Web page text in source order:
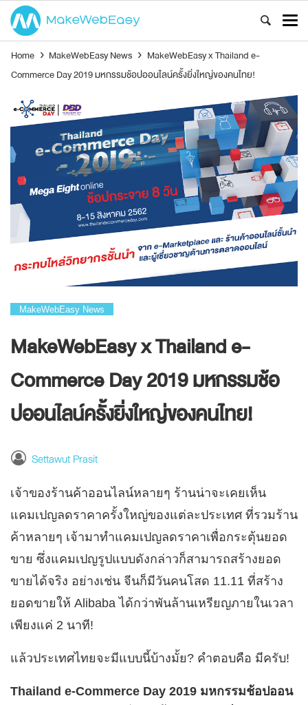
Home › MakeWebEasy News › MakeWebEasy x Thailand e-
Commerce Day 2019 มหกรรมช้อปออนไลน์ครั้งยิ่งใหญ่ของคนไทย!
MakeWebEasy News
MakeWebEasy x Thailand e-
Commerce Day 2019 มหกรรมช้อ
ปออนไลน์ครั้งยิ่งใหญ่ของคนไทย!
Settawut Prasit
เจ้าของร้านค้าออนไลน์หลายๆ ร้านน่าจะเคยเห็น
แคมเปญลดราคาครั้งใหญ่ของแต่ละประเทศ ที่รวมร้าน
ค้าหลายๆ เจ้ามาทำแคมเปญลดราคาเพื่อกระตุ้นยอด
ขาย ซึ่งแคมเปญรูปแบบดังกล่าวก็สามารถสร้างยอด
ขายได้จริง อย่างเช่น จีนก็มีวันคนโสด 11.11 ที่สร้าง
ยอดขายให้ Alibaba ได้กว่าพันล้านเหรียญภายในเวลา
เพียงแค่ 2 นาที!
แล้วประเทศไทยจะมีแบบนี้บ้างมั้ย? คำตอบคือ มีครับ!
Thailand e-Commerce Day 2019 มหกรรมช้อปออน